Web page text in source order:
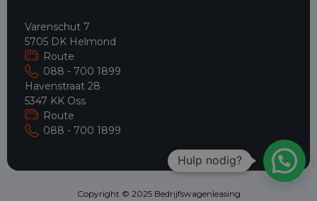
Varenschut 7
5705 DK Helmond
Route
088 - 700 1899
Havenstraat 28
5347 KK Oss
Route
088 - 700 1899
Copyright © 2025 Bedrijfswagenleasing
Hulp nodig?